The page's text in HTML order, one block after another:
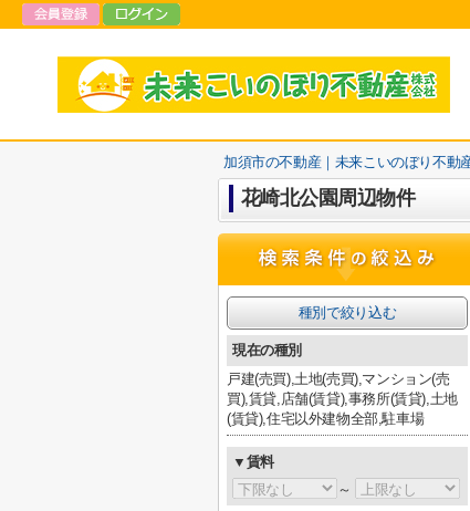
加須市の不動産｜未来こいのぼり不動
花崎北公園周辺物件
種別で絞り込む
現在の種別
戸建(売買),土地(売買),マンション(売
買),賃貸,店舗(賃貸),事務所(賃貸),土地
(賃貸),住宅以外建物全部,駐車場
▼賃料
～